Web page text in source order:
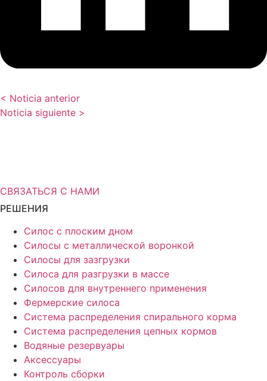
< Noticia anterior
Noticia siguiente >
СВЯЗАТЬСЯ С НАМИ
РЕШЕНИЯ
Силос с плоским дном
Силосы с металлической воронкой
Силосы для зазгрузки
Силоса для разгрузки в массе
Силосов для внутреннего применения
Фермерские силоса
Система распределения спирального корма
Система распределения цепных кормов
Водяные резервуары
Аксессуары
Контроль сборки